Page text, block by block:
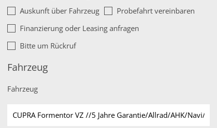
Auskunft über Fahrzeug
Probefahrt vereinbaren
Finanzierung oder Leasing anfragen
Bitte um Rückruf
Fahrzeug
Fahrzeug